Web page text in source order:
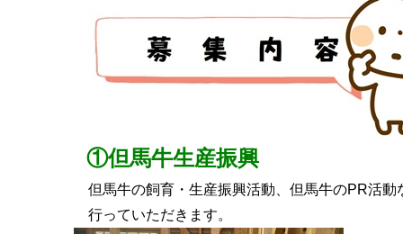
①但馬牛生産振興
但馬牛の飼育・生産振興活動、但馬牛のPR活動
行っていただきます。